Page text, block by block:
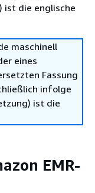
ist die englische
maschinell
eines
Fassung
infolge
ist die
EMR-